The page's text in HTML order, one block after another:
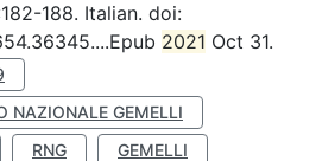
188. Italian. doi:
2021 Oct 31.
NAZIONALE GEMELLI
RNG GEMELLI